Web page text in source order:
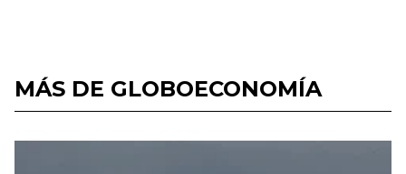
MÁS DE GLOBOECONOMÍA